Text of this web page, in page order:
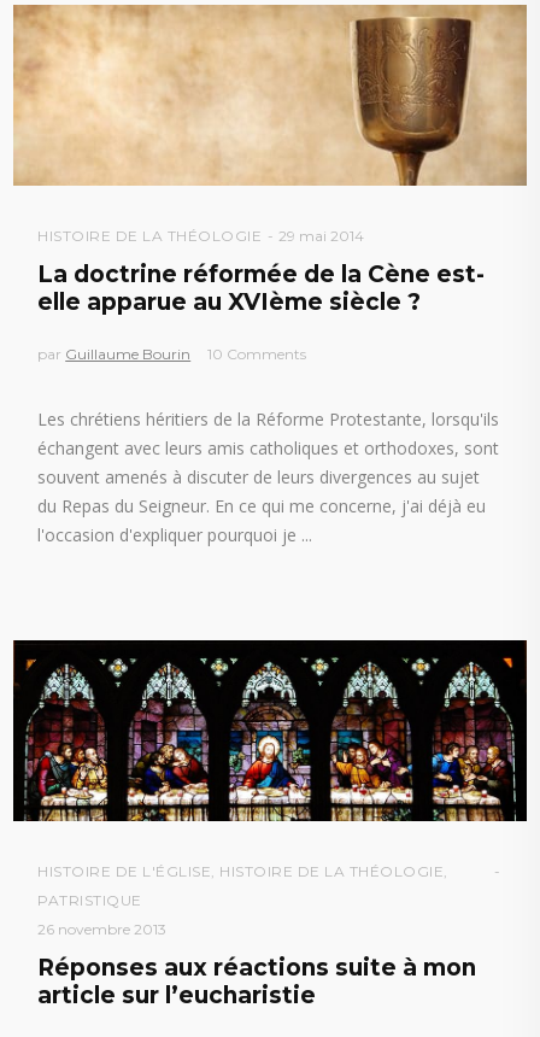
HISTOIRE DE LA THÉOLOGIE 29 mai 2014
La doctrine réformée de la Cène est-
elle apparue au XVIème siècle ?
par Guillaume Bourin 10 Comments
Les chrétiens héritiers de la Réforme Protestante, lorsqu'ils
échangent avec leurs amis catholiques et orthodoxes, sont
souvent amenés à discuter de leurs divergences au sujet
du Repas du Seigneur. En ce qui me concerne, j'ai déjà eu
l'occasion d'expliquer pourquoi je
HISTOIRE DE L'ÉGLISE, HISTOIRE DE LA THÉOLOGIE,
PATRISTIQUE
26 novembre 2013
Réponses aux réactions suite à mon
article sur l’eucharistie